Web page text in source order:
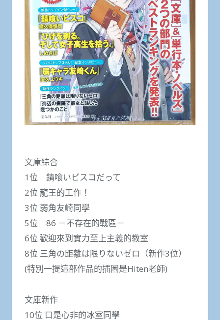
文庫綜合
1位 錆喰いビスコだって
2位 龍王的工作！
3位 弱角友崎同學
5位 86 －不存在的戰區－
6位 歡迎來到實力至上主義的教室
8位 三角の距離は限りないゼロ（新作3位）
(特別一提這部作品的插圖是Hiten老師)
文庫新作
10位 口是心非的冰室同學